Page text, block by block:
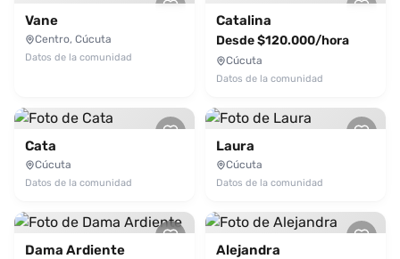
elogiar la autenticidad de sus fotos, que reflejan su belleza
real. Linda se destaca por su enfoque en satisfacer las
necesidades de sus clientes, asegurando que cada
encuentro sea rico y satisfactorio. No te quedes
esperando, contacta a Linda a través de Desenfreno.co y
descubre todo lo que tiene para ofrecerte. ¡El placer te
está llamando!
Vane
Centro, Cúcuta
Datos de la comunidad
Catalina
Desde $120.000/hora
Cúcuta
Datos de la comunidad
Cata
Cúcuta
Datos de la comunidad
Laura
Cúcuta
Datos de la comunidad
Dama Ardiente Alejandra